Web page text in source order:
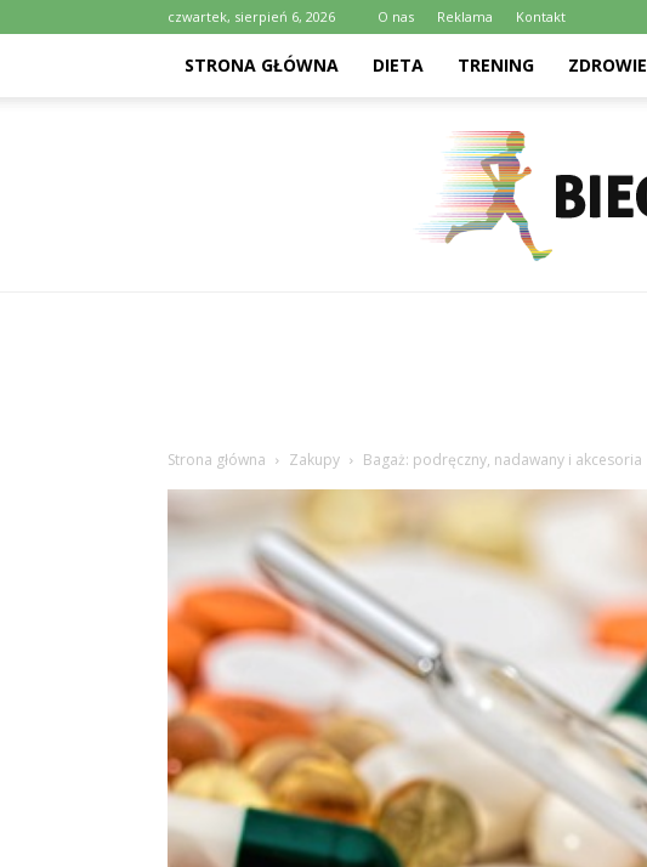
czwartek, sierpień 6, 2026 O nas Reklama Kontakt
STRONA GŁÓWNA DIETA TRENING ZDROWIE
Strona główna Zakupy Bagaż: podręczny, nadawany i akcesoria